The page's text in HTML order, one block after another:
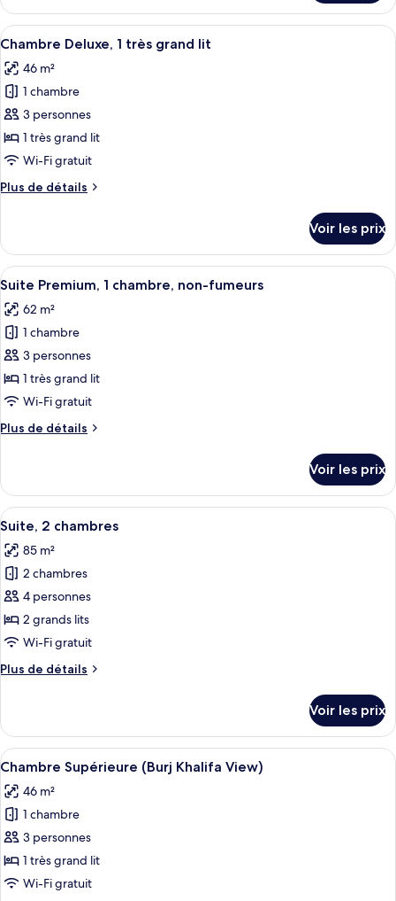
chambre,
non-
fumeurs
le
type
de
Suite
Standard,
chambre,
non-
fumeurs
Afficher
toutes
les
photos
pour
ce
type
chambre :
très
grand
lit
Une chambre d’hôtel moderne
4
Chambre Deluxe, 1 très grand lit
46 m²
1 chambre
3 personnes
1 très grand lit
Wi-Fi gratuit
Plus de détails
Plus
le
type
de
Chambre
Deluxe,
très
grand
lit
Voir les prix
Afficher
toutes
les
photos
pour
ce
type
chambre :
chambre,
non-
fumeurs
Une chambre d’hôtel avec un
3
Suite Premium, 1 chambre, non-fumeurs
62 m²
1 chambre
3 personnes
1 très grand lit
Wi-Fi gratuit
Plus de détails
Plus
le
type
de
Suite
Premium,
chambre,
non-
fumeurs
Voir les prix
Afficher
toutes
les
photos
pour
ce
type
chambre :
chambres
Une chambre d’hôtel moderne avec
5
Suite, 2 chambres
85 m²
2 chambres
4 personnes
2 grands lits
Wi-Fi gratuit
Plus de détails
Plus
le
type
de
Suite,
2
chambres
Voir les prix
Afficher
toutes
les
photos
pour
ce
type
Une chambre d’hôtel moderne
4
Chambre Supérieure (Burj Khalifa View)
46 m²
1 chambre
3 personnes
1 très grand lit
Wi-Fi gratuit